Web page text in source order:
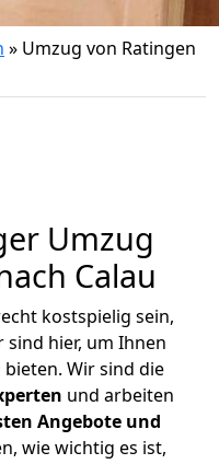
» Umzug von Ratingen
Umzug
Calau
kostspielig sein,
sind hier, um Ihnen
bieten. Wir sind die
und arbeiten
Angebote und
wie wichtig es ist,